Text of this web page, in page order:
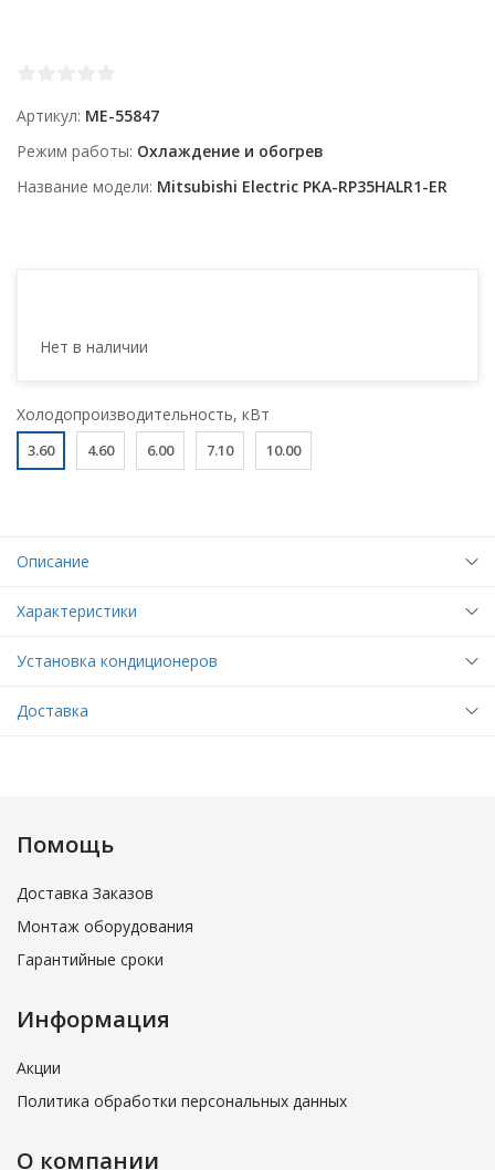
Артикул ME-55847
Режим работы Охлаждение и обогрев
Название модели Mitsubishi Electric PKA-RP35HALR1-ER
Нет в наличии
Холодопроизводительность, кВт
3.60 4.60 6.00 7.10 10.00
Описание
Характеристики
Установка кондиционеров
Доставка
Помощь
Доставка Заказов
Монтаж оборудования
Гарантийные сроки
Информация
Акции
Политика обработки персональных данных
О компании